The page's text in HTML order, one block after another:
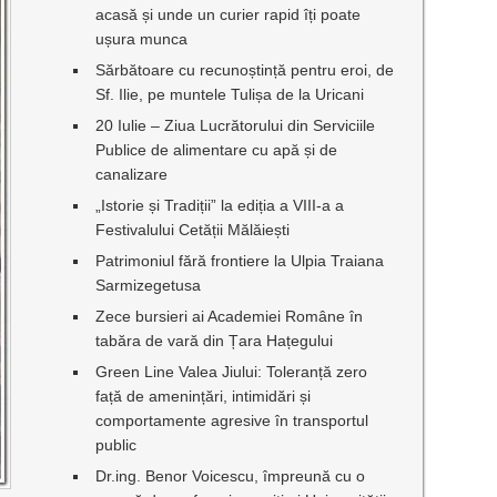
acasă și unde un curier rapid îți poate
ușura munca
Sărbătoare cu recunoștință pentru eroi, de
Sf. Ilie, pe muntele Tulișa de la Uricani
20 Iulie – Ziua Lucrătorului din Serviciile
Publice de alimentare cu apă și de
canalizare
„Istorie și Tradiții” la ediția a VIII-a a
Festivalului Cetății Mălăiești
Patrimoniul fără frontiere la Ulpia Traiana
Sarmizegetusa
Zece bursieri ai Academiei Române în
tabăra de vară din Țara Hațegului
Green Line Valea Jiului: Toleranță zero
față de amenințări, intimidări și
comportamente agresive în transportul
public
Dr.ing. Benor Voicescu, împreună cu o